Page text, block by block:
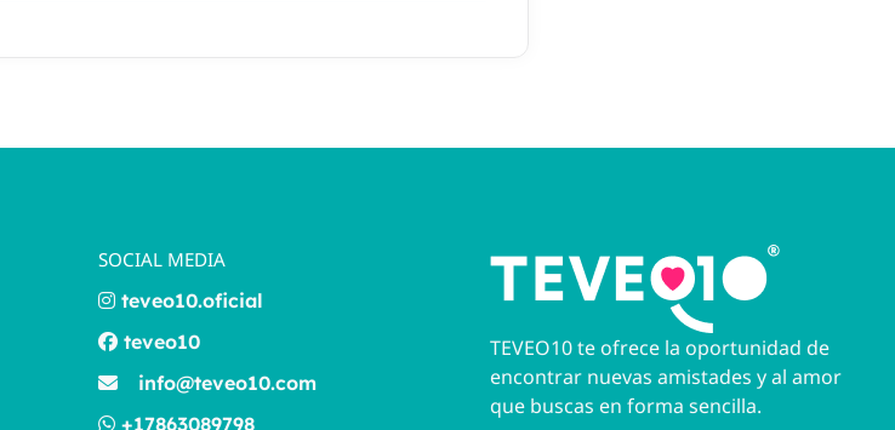
SOCIAL MEDIA
teveo10.oficial
teveo10
info@teveo10.com
+17863089798
TEVEO10 te ofrece la oportunidad de
encontrar nuevas amistades y al amor
que buscas en forma sencilla.